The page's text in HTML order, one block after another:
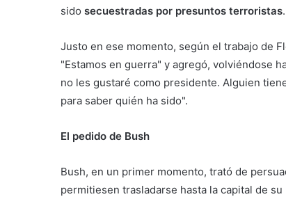
sido secuestradas por presuntos terroristas.
Justo en ese momento, según el trabajo de
"Estamos en guerra" y agregó, volviéndose
no les gustaré como presidente. Alguien
para saber quién ha sido".
El pedido de Bush
Bush, en un primer momento, trató de
permitiesen trasladarse hasta la capital de su